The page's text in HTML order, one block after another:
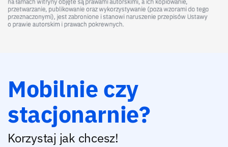
Mobilnie czy
stacjonarnie?
Korzystaj jak chcesz!